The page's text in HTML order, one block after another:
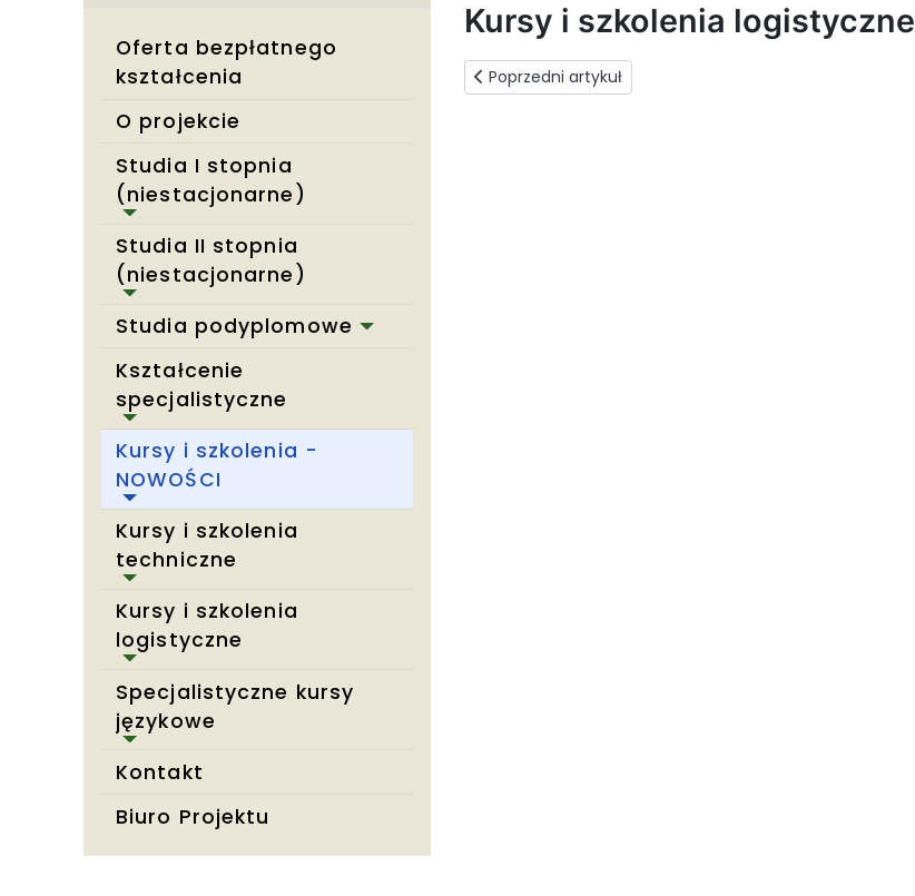
Oferta bezpłatnego
kształcenia
O projekcie
Studia I stopnia
(niestacjonarne)
Studia II stopnia
(niestacjonarne)
Studia podyplomowe
Kształcenie
specjalistyczne
Kursy i szkolenia -
NOWOŚCI
Kursy i szkolenia
techniczne
Kursy i szkolenia
logistyczne
Specjalistyczne kursy
językowe
Kontakt
Biuro Projektu
Kursy i szkolenia logistyczne
Poprzedni artykuł: Magazynowanie
Poprzedni artykuł